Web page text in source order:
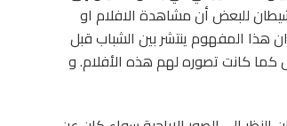
للبعض أن مشاهدة الافلام او
هذا المفهوم ينتشر بين الشباب قبل
كما كانت تصوره لهم هذه الأفلام. و